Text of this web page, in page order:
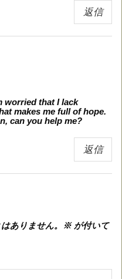
返信
worried that I lack
makes me full of hope.
can you help me?
返信
ありません。 ※が付いて